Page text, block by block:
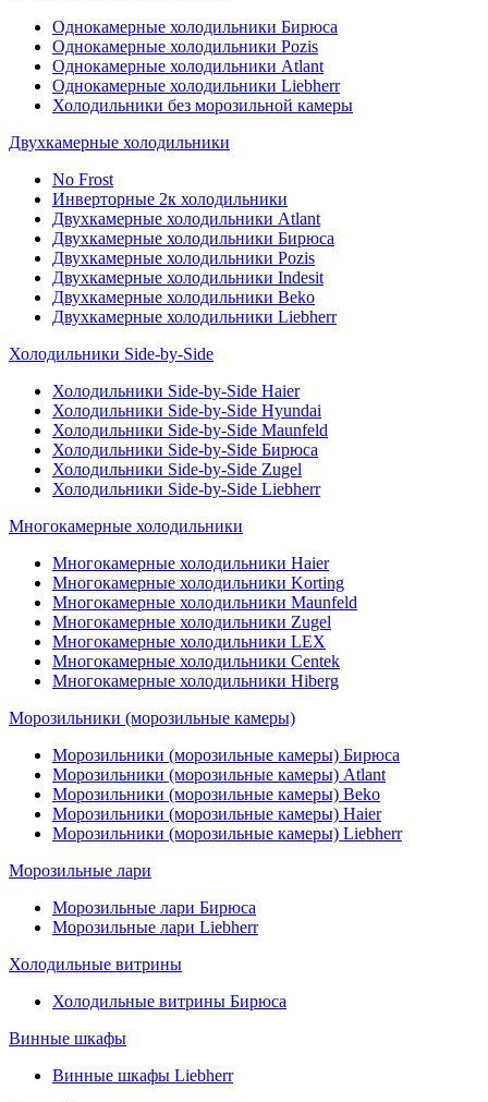
Однокамерные холодильники Бирюса
Однокамерные холодильники Pozis
Однокамерные холодильники Atlant
Однокамерные холодильники Liebherr
Холодильники без морозильной камеры
Двухкамерные холодильники
No Frost
Инверторные 2к холодильники
Двухкамерные холодильники Atlant
Двухкамерные холодильники Бирюса
Двухкамерные холодильники Pozis
Двухкамерные холодильники Indesit
Двухкамерные холодильники Beko
Двухкамерные холодильники Liebherr
Холодильники Side-by-Side
Холодильники Side-by-Side Haier
Холодильники Side-by-Side Hyundai
Холодильники Side-by-Side Maunfeld
Холодильники Side-by-Side Бирюса
Холодильники Side-by-Side Zugel
Холодильники Side-by-Side Liebherr
Многокамерные холодильники
Многокамерные холодильники Haier
Многокамерные холодильники Korting
Многокамерные холодильники Maunfeld
Многокамерные холодильники Zugel
Многокамерные холодильники LEX
Многокамерные холодильники Centek
Многокамерные холодильники Hiberg
Морозильники (морозильные камеры)
Морозильники (морозильные камеры) Бирюса
Морозильники (морозильные камеры) Atlant
Морозильники (морозильные камеры) Beko
Морозильники (морозильные камеры) Haier
Морозильники (морозильные камеры) Liebherr
Морозильные лари
Морозильные лари Бирюса
Морозильные лари Liebherr
Холодильные витрины
Холодильные витрины Бирюса
Винные шкафы
Винные шкафы Liebherr